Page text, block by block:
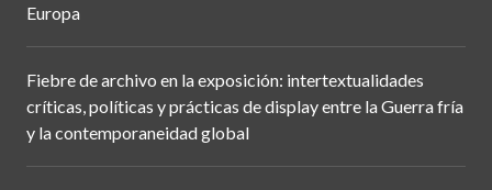
Europa
Fiebre de archivo en la exposición: intertextualidades
críticas, políticas y prácticas de display entre la Guerra fría
y la contemporaneidad global